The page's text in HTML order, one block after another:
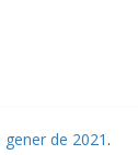
de 2021 .